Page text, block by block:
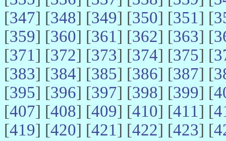
[347] [348] [349] [350] [351] [
[359] [360] [361] [362] [363] [
[371] [372] [373] [374] [375] [
[383] [384] [385] [386] [387] [
[395] [396] [397] [398] [399] [
[407] [408] [409] [410] [411] [
[419] [420] [421] [422] [423] [